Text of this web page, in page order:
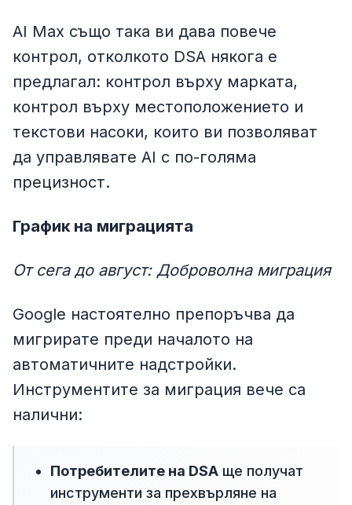
AI Max също така ви дава повече
контрол, отколкото DSA някога е
предлагал: контрол върху марката,
контрол върху местоположението и
текстови насоки, които ви позволяват
да управлявате AI с по-голяма
прецизност.
График на миграцията
От сега до август: Доброволна миграция
Google настоятелно препоръчва да
мигрирате преди началото на
автоматичните надстройки.
Инструментите за миграция вече са
налични:
Потребителите на DSA ще получат
инструменти за прехвърляне на